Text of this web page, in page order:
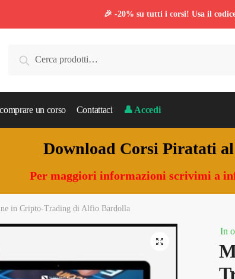
Cerca
un corso Contattaci 👤 Accedi
Download Corsi Piratati
Per maggiori informazioni scrivimi a
in Cripto-Trading di Alfio Bardolla
🔍
In
🎉 -20% su tutti i corsi! Usa il